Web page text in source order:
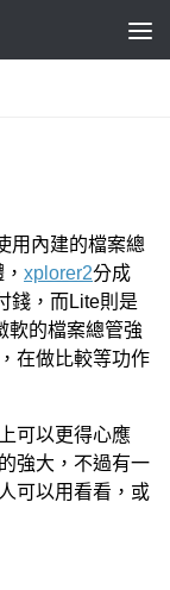
用內建的檔案總
xplorer2分成
錢，而Lite則是
軟的檔案總管強
在做比較等功作
可以更得心應
強大，不過有一
可以用看看，或